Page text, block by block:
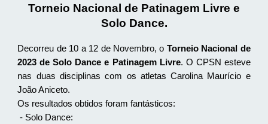
Torneio Nacional de Patinagem Livre e
Solo Dance.
Decorreu de 10 a 12 de Novembro, o Torneio Nacional de
2023 de Solo Dance e Patinagem Livre. O CPSN esteve
nas duas disciplinas com os atletas Carolina Maurício e
João Aniceto.
Os resultados obtidos foram fantásticos:
- Solo Dance: